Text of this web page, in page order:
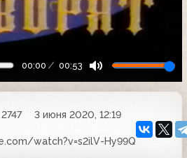
00:00 00:53
2747
3 июня 2020, 12:19
watch?v=s2ilV-Hy99Q